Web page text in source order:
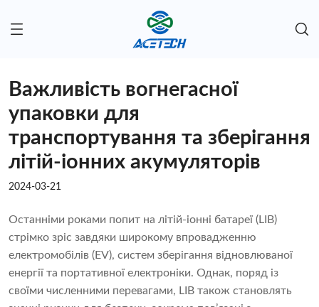
Важливість вогнегасної
упаковки для
транспортування та зберігання
літій-іонних акумуляторів
2024-03-21
Останніми роками попит на літій-іонні батареї (LIB)
стрімко зріс завдяки широкому впровадженню
електромобілів (EV), систем зберігання відновлюваної
енергії та портативної електроніки. Однак, поряд із
своїми численними перевагами, LIB також становлять